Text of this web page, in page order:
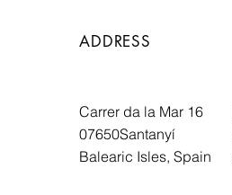
ADDRESS
Carrer da la Mar 16
07650Santanyí
Balearic Isles, Spain